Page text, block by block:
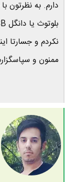
دارم. به نظرتون
نکردم و جسارتا
ممنون و